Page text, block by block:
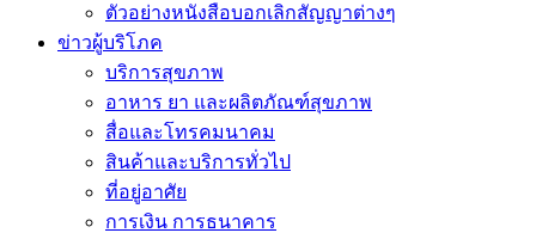
ตัวอย่างหนังสือบอกเลิกสัญญาต่างๆ
ข่าวผู้บริโภค
บริการสุขภาพ
อาหาร ยา และผลิตภัณฑ์สุขภาพ
สื่อและโทรคมนาคม
สินค้าและบริการทั่วไป
ที่อยู่อาศัย
การเงิน การธนาคาร